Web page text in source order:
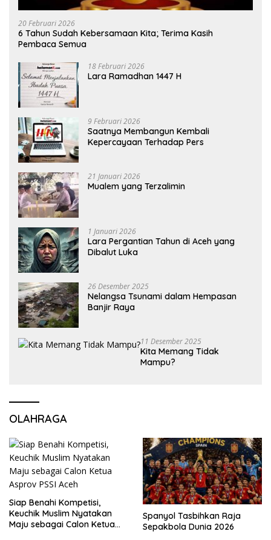
20 Februari 2026
6 Tahun Sudah Kebersamaan Kita; Terima Kasih
Pembaca Semua
18 Februari 2026
Lara Ramadhan 1447 H
9 Februari 2026
Saatnya Membangun Kembali
Kepercayaan Terhadap Pers
21 Januari 2026
Mualem yang Terzalimin
1 Januari 2026
Lara Pergantian Tahun di Aceh yang
Dibalut Luka
26 Desember 2025
Nelangsa Tsunami dalam Hempasan
Banjir Raya
11 Desember 2025
Kita Memang Tidak
Mampu?
OLAHRAGA
Siap Benahi Kompetisi,
Keuchik Muslim Nyatakan
Maju sebagai Calon Ketua
Spanyol Tasbihkan Raja
Sepakbola Dunia 2026